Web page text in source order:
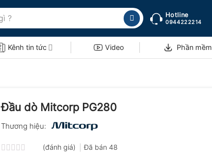
Hotline
0944222214
Kênh tin tức Video Phần mềm
Đầu dò Mitcorp PG280
Thương hiệu:
(đánh giá) Đã bán 48